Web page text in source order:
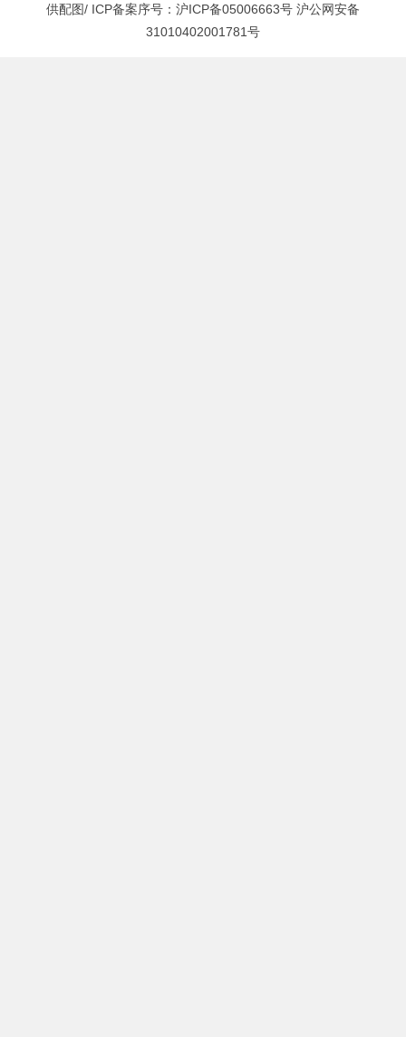
供配图/ ICP备案序号： 沪ICP备05006663号 沪公网安备
31010402001781号